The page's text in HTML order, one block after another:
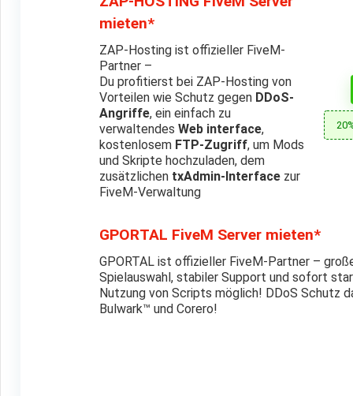
mieten*
ZAP-Hosting ist offizieller FiveM-
Partner –
Du profitierst bei ZAP-Hosting von
Vorteilen wie Schutz gegen DDoS-
Angriffe, ein einfach zu
verwaltendes Web interface,
kostenlosem FTP-Zugriff, um Mods
und Skripte hochzuladen, dem
zusätzlichen txAdmin-Interface zur
FiveM-Verwaltung
GPORTAL FiveM Server mieten*
GPORTAL ist offizieller FiveM-Partner –
Spielauswahl, stabiler Support und sofort
Nutzung von Scripts möglich! DDoS Schutz
Bulwark™ und Corero!